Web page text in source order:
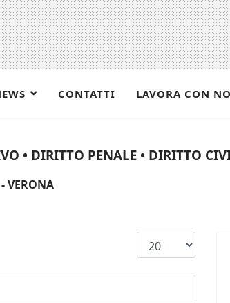
CONTATTI LAVORA CON
• DIRITTO PENALE • DIRITTO
VERONA
Visualizza n.